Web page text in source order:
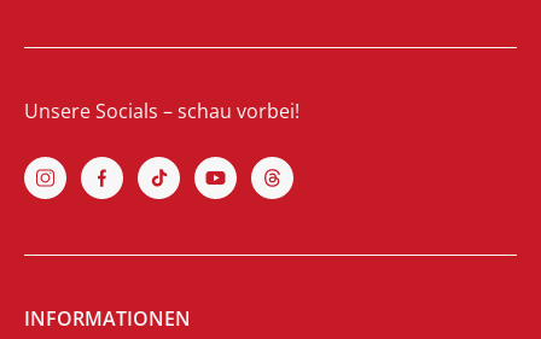
Unsere Socials – schau vorbei!
INFORMATIONEN